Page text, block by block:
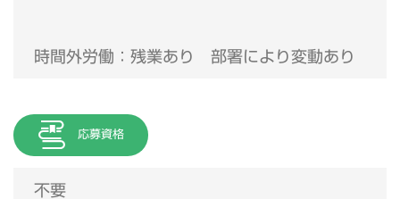
時間外労働：残業あり 部署により変動あり
応募資格
不要